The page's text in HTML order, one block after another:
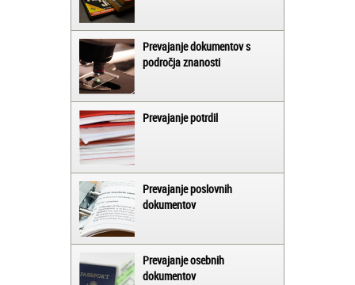
Prevajanje dokumentov s
področja znanosti
Prevajanje potrdil
Prevajanje poslovnih
dokumentov
Prevajanje osebnih
dokumentov